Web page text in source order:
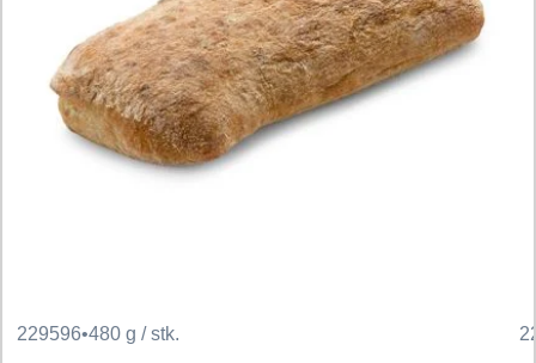
229596•480 g / stk.